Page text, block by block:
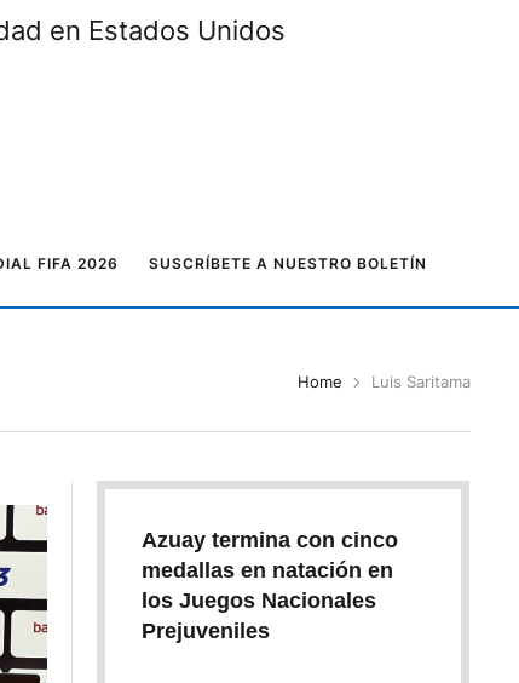
en Estados Unidos
FIFA 2026 SUSCRÍBETE A NUESTRO BOLETÍN
Home Luis Saritama
Azuay termina con cinco
medallas en natación en
los Juegos Nacionales
Prejuveniles